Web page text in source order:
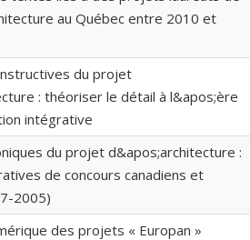
au Québec entre 2010 et
du projet
: théoriser le détail à l&apos;ère
intégrative
du projet d&apos;architecture :
de concours canadiens et
2005)
des projets « Europan »